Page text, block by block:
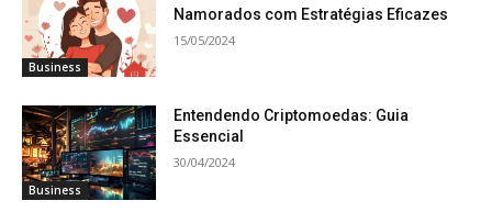
Business
Namorados com Estratégias Eficazes
15/05/2024
Business
Entendendo Criptomoedas: Guia
Essencial
30/04/2024